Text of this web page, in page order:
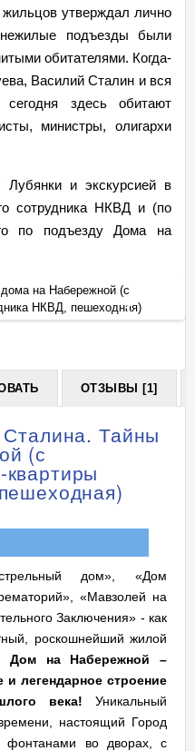
утверждал лично
подъезды были
обитателями. Когда-
Василий Сталин и вся
здесь обитают
министры, олигархи
и экскурсией в
сотрудника НКВД и (по
по подъезду Дома на
+
на Набережной (с
НКВД, пешеходная)
ОТЗЫВЫ [1]
Тайны
(с
дом», «Дом
«Мавзолей на
Заключения» - как
роскошнейший жилой
Дом на Набережной –
и легендарное строение
века! Уникальный
настоящий Город
фонтанами во дворах, с